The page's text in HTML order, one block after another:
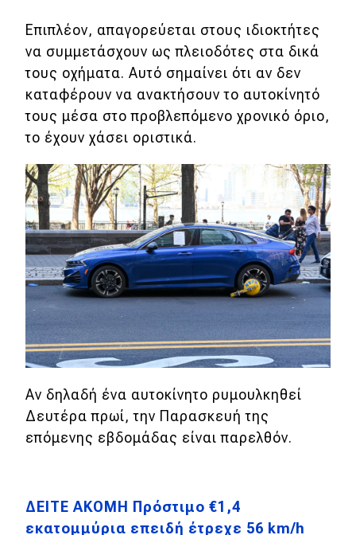
Νέα
Τεχνολογία
Mobility
Σταθμοί φόρτισης
Classic
Νέα
Παρουσιάσεις
DRIVE Away
MOTO
Μεταχειρισμένο
Οδηγός αγοράς
Επιπλέον, απαγορεύεται στους ιδιοκτήτες
να συμμετάσχουν ως πλειοδότες στα δικά
τους οχήματα. Αυτό σημαίνει ότι αν δεν
καταφέρουν να ανακτήσουν το αυτοκίνητό
τους μέσα στο προβλεπόμενο χρονικό όριο,
το έχουν χάσει οριστικά.
Αν δηλαδή ένα αυτοκίνητο ρυμουλκηθεί
Δευτέρα πρωί, την Παρασκευή της
επόμενης εβδομάδας είναι παρελθόν.
ΔΕΙΤΕ ΑΚΟΜΗ Πρόστιμο €1,4
εκατομμύρια επειδή έτρεχε 56 km/h